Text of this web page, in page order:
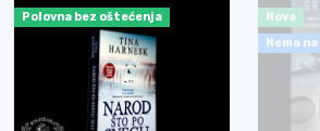
Polovna bez oštećenja
Nova
Nema